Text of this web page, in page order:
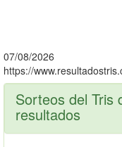
07/08/2026
https://
Sorteos del Tris
resultados